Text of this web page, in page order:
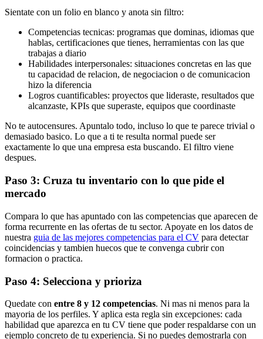
Sientate con un folio en blanco y anota sin filtro:
Competencias tecnicas: programas que dominas, idiomas que
hablas, certificaciones que tienes, herramientas con las que
trabajas a diario
Habilidades interpersonales: situaciones concretas en las que
tu capacidad de relacion, de negociacion o de comunicacion
hizo la diferencia
Logros cuantificables: proyectos que lideraste, resultados que
alcanzaste, KPIs que superaste, equipos que coordinaste
No te autocensures. Apuntalo todo, incluso lo que te parece trivial o
demasiado basico. Lo que a ti te resulta normal puede ser
exactamente lo que una empresa esta buscando. El filtro viene
despues.
Paso 3: Cruza tu inventario con lo que pide el
mercado
Compara lo que has apuntado con las competencias que aparecen de
forma recurrente en las ofertas de tu sector. Apoyate en los datos de
nuestra guia de las mejores competencias para el CV para detectar
coincidencias y tambien huecos que te convenga cubrir con
formacion o practica.
Paso 4: Selecciona y prioriza
Quedate con entre 8 y 12 competencias. Ni mas ni menos para la
mayoria de los perfiles. Y aplica esta regla sin excepciones: cada
habilidad que aparezca en tu CV tiene que poder respaldarse con un
ejemplo concreto de tu experiencia. Si no puedes demostrarla con